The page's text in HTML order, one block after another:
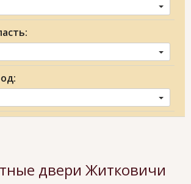
двери Житковичи